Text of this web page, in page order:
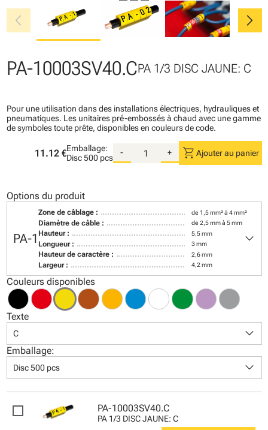
chevron_left chevron_right
PA-10003SV40.CPA 1/3 DISC JAUNE: C
Pour une utilisation dans des installations électriques, hydrauliques et
pneumatiques. Les unitaires pré-embossés à chaud avec une gamme
de symboles toute prête, disponibles en couleurs de code.
11.12 €Emballage:
Disc500 pcs
- + shopping_cart Ajouter au panier
Options du produit
PA-1
Zone de câblage : de 1,5 mm² à 4 mm²
Diamètre de câble : de 2,5 mm à 5 mm
Hauteur : 5,5 mm
Longueur : 3 mm
Hauteur de caractère : 2,6 mm
Largeur : 4,2 mm
keyboard_arrow_down
Couleurs disponibles
Texte
C keyboard_arrow_down
Emballage:
Disc 500 pcs keyboard_arrow_down
PA-10003SV40.C
PA 1/3 DISC JAUNE: C